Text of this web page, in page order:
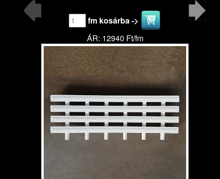
fm kosárba ->
ÁR: 12940 Ft/fm